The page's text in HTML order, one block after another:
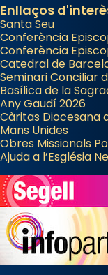
Enllaços
Santa Seu
Conferència
Conferència
Catedral de
Seminari Conciliar
Basílica de la
Any Gaudí 2026
Càritas Diocesana
Mans Unides
Obres Missionals
Ajuda a l’Església